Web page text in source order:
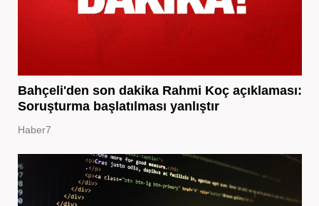
Bahçeli'den son dakika Rahmi Koç açıklaması:
Soruşturma başlatılması yanlıştır
Haber7